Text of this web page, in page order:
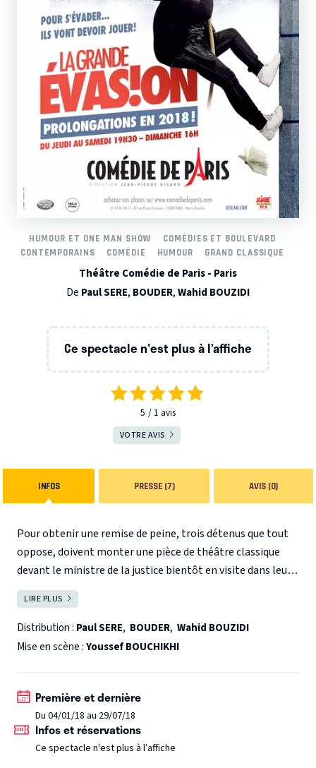
HUMOUR ET ONE MAN SHOW
COMÉDIES ET BOULEVARD
CONTEMPORAINS
COMÉDIE HUMOUR GRAND CLASSIQUE
Théâtre Comédie de Paris - Paris
De Paul SERE, BOUDER,Wahid BOUZIDI
Ce spectacle n'est plus à l’affiche
5 1 avis
VOTRE AVIS
INFOS PRESSE (7) AVIS (0)
Pour obtenir une remise de peine, trois détenus que tout
oppose, doivent monter une pièce de théâtre classique
devant le ministre de la justice bientôt en visite dans leur
prison. De répétitions foireuses en tentatives
improbables, ils vont nouer une complicité joyeuse et
délirante. De vannes en tirades, ils mettent en place un
plan d’action pour échapper aux barreaux de leur quotidien
LIRE PLUS
Distribution : Paul SERE, BOUDER, Wahid BOUZIDI
Mise en scène :Youssef BOUCHIKHI
Première et dernière
Du 04/01/18 au 29/07/18
Infos et réservations
Ce spectacle n'est plus à l’affiche